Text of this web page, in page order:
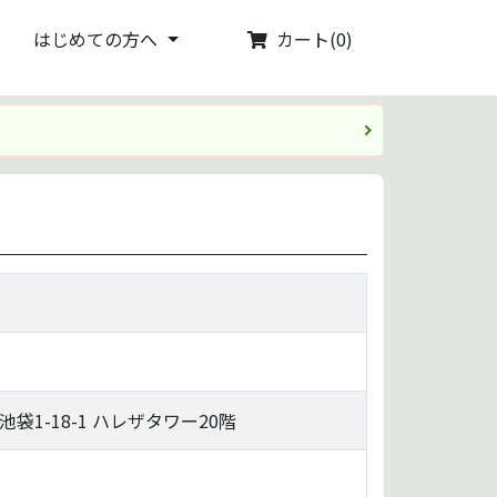
はじめての方へ カート(0)
袋1-18-1 ハレザタワー20階